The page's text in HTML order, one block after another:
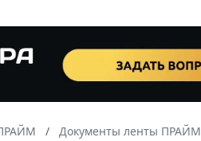
Документы ленты ПРАЙМ